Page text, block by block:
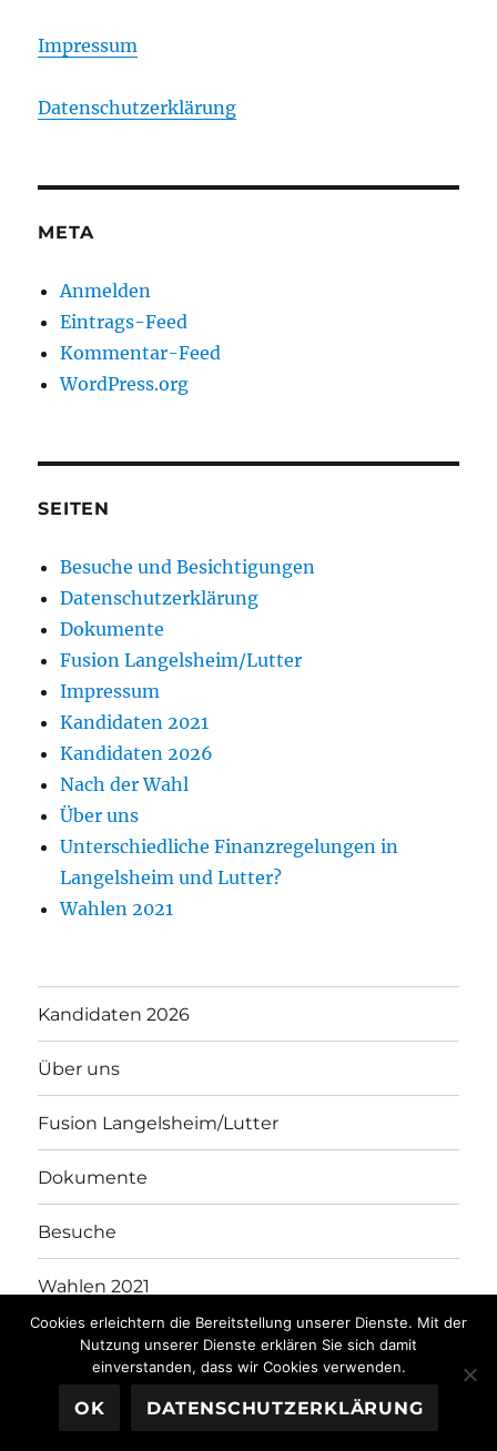
Impressum
Datenschutzerklärung
META
Anmelden
Eintrags-Feed
Kommentar-Feed
WordPress.org
SEITEN
Besuche und Besichtigungen
Datenschutzerklärung
Dokumente
Fusion Langelsheim/Lutter
Impressum
Kandidaten 2021
Kandidaten 2026
Nach der Wahl
Über uns
Unterschiedliche Finanzregelungen in
Langelsheim und Lutter?
Wahlen 2021
Kandidaten 2026
Über uns
Fusion Langelsheim/Lutter
Dokumente
Besuche
Wahlen 2021
Kandidaten 2021
Stolz präsentiert von WordPress
Cookies erleichtern die Bereitstellung unserer Dienste. Mit der
Nutzung unserer Dienste erklären Sie sich damit
einverstanden, dass wir Cookies verwenden.
OK DATENSCHUTZERKLÄRUNG